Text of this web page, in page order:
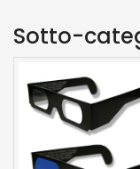
Sotto-